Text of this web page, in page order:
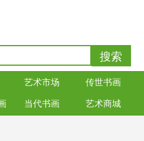
艺术市场 传世书画
当代书画 艺术商城